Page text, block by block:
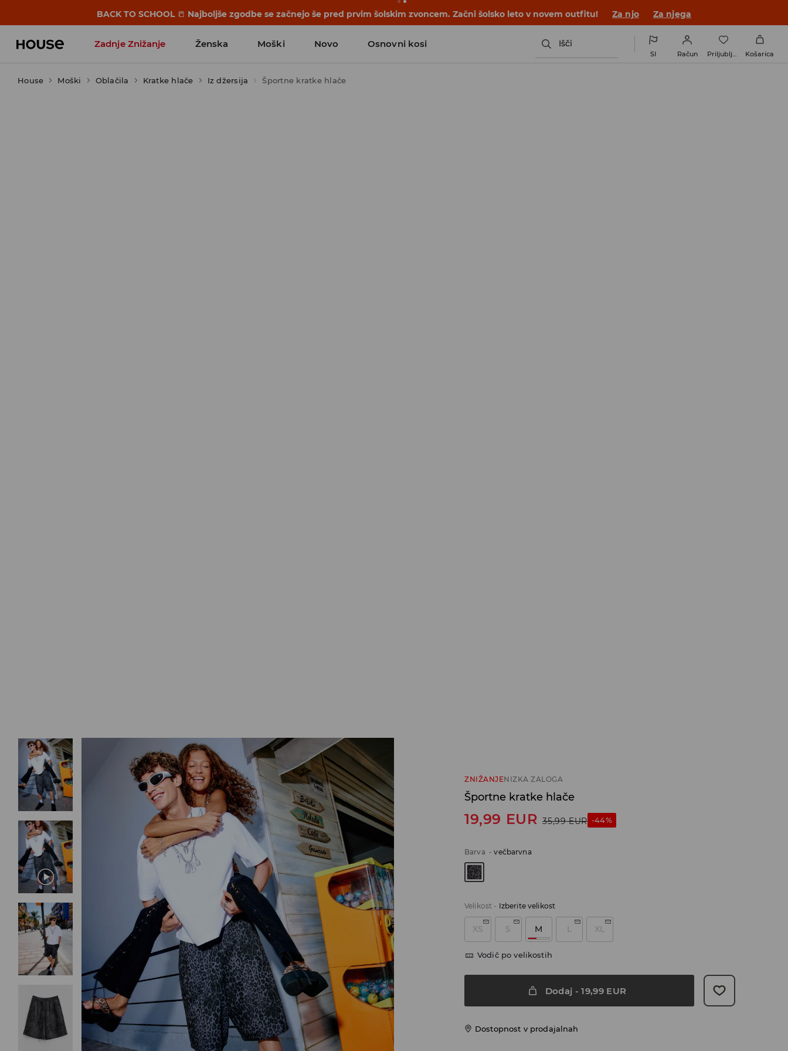
BACK TO SCHOOL 📒 Najboljše zgodbe se začnejo še pred prvim šolskim zvoncem. Začni šolsko leto v novem outfitu! Za njo Za njega
Zadnje Znižanje Ženska Moški Novo Osnovni kosi
Favoriti vplivnežev
Išči
SI Račun Priljubljene Košarica
House Moški Oblačila Kratke hlače Iz džersija Športne kratke hlače
ZNIŽANJENIZKA ZALOGA
Športne kratke hlače
19,99 EUR 35,99 EUR -44%
Barva -večbarvna
Velikost - Izberite velikost
XS S M L XL
Vodič po velikostih
Dodaj -19,99 EUR
Dostopnost v prodajalnah